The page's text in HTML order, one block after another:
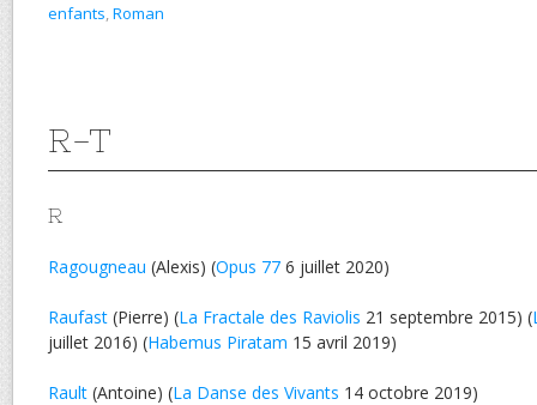
enfants,Roman
R-T
R
Ragougneau (Alexis) (Opus 77 6 juillet 2020)
Raufast (Pierre) (La Fractale des Raviolis 21 septembre 2015) (
juillet 2016) (Habemus Piratam 15 avril 2019)
Rault (Antoine) (La Danse des Vivants 14 octobre 2019)